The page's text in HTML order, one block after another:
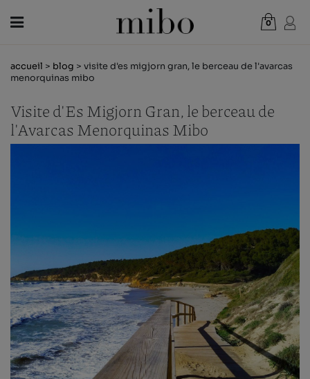
HOMME
FR
0
VOIR PANIER
accueil > blog > visite d'es migjorn gran, le berceau de l'avarcas
menorquinas mibo
Visite d'Es Migjorn Gran, le berceau de
l'Avarcas Menorquinas Mibo